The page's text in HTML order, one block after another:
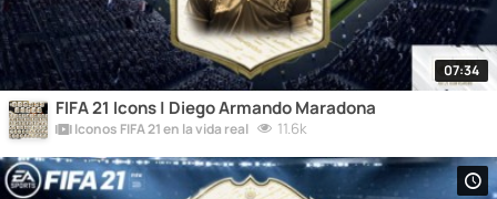
07:34
FIFA 21 Icons | Diego Armando Maradona
Iconos FIFA 21 en la vida real 11.6k